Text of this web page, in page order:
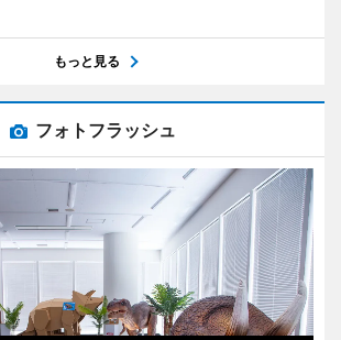
もっと見る
フォトフラッシュ